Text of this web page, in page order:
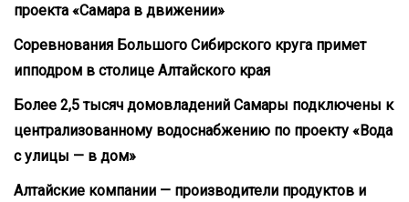
проекта «Самара в движении»
Соревнования Большого Сибирского круга примет
ипподром в столице Алтайского края
Более 2,5 тысяч домовладений Самары подключены к
централизованному водоснабжению по проекту «Вода
с улицы — в дом»
Алтайские компании — производители продуктов и